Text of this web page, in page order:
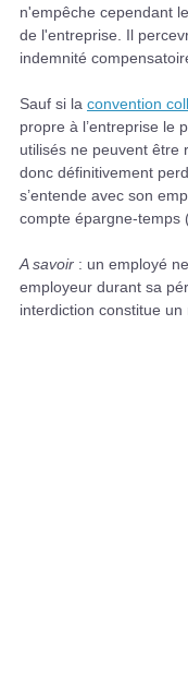
n'empêche cependant
de l'entreprise. Il
indemnité
Sauf si la convention
propre à l’entreprise le
utilisés ne peuvent être
donc définitivement
s’entende avec son
compte épargne-temps
A savoir : un employé
employeur durant sa
interdiction constitue